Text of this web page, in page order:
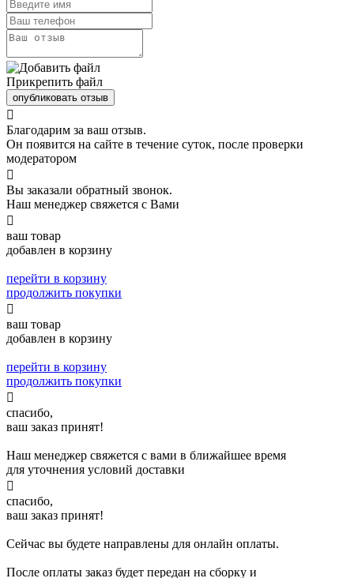
Прикрепить файл
опубликовать отзыв

Благодарим за ваш отзыв.
Он появится на сайте в течение суток, после проверки
модератором

Вы заказали обратный звонок.
Наш менеджер свяжется с Вами

ваш товар
добавлен в корзину
перейти в корзину
продолжить покупки

ваш товар
добавлен в корзину
перейти в корзину
продолжить покупки

спасибо,
ваш заказ принят!
Наш менеджер свяжется с вами в ближайшее время
для уточнения условий доставки

спасибо,
ваш заказ принят!
Сейчас вы будете направлены для онлайн оплаты.
После оплаты заказ будет передан на сборку и